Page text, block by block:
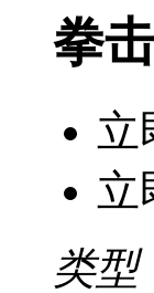
拳
立
立
类型